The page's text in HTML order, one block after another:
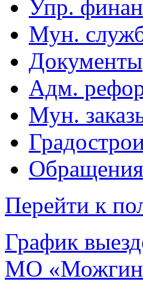
Упр.
Мун.
Документы
Адм.
Мун.
Обращения
Перейти к
График
МО